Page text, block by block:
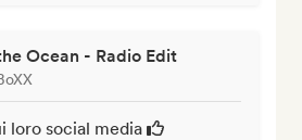
Ocean - Radio Edit
loro social media